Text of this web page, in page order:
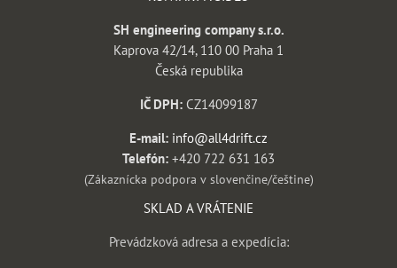
SH engineering company s.r.o.
Kaprova 42/14, 110 00 Praha 1
Česká republika
IČ DPH:CZ14099187
E-mail: info@all4drift.cz
Telefón: +420 722 631 163
(Zákaznícka podpora v slovenčine/češtine)
SKLAD A VRÁTENIE
Prevádzková adresa a expedícia: